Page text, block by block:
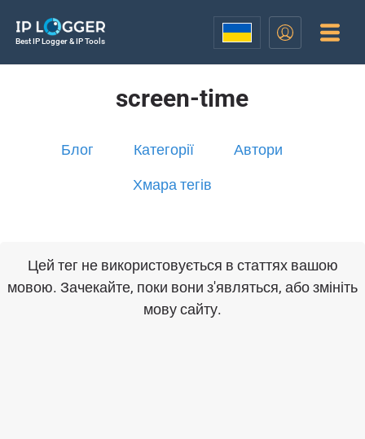
Best IP Logger & IP Tools
screen-time
Блог Категорії Автори
Хмара тегів